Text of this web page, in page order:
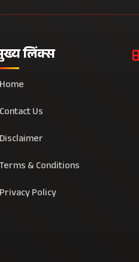
लिंक्स
Home
Contact Us
Disclaimer
Terms & Conditions
Privacy Policy